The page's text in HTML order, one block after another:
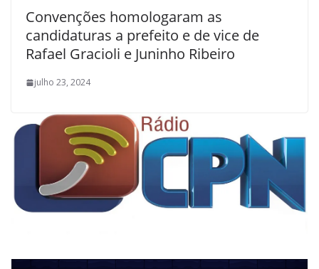
Convenções homologaram as
candidaturas a prefeito e de vice de
Rafael Gracioli e Juninho Ribeiro
julho 23, 2024